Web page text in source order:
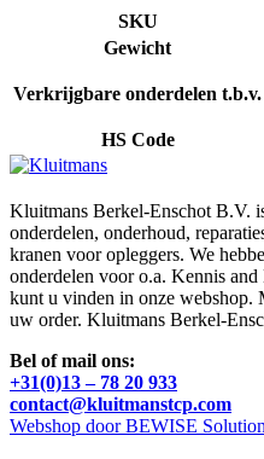
SKU
Gewicht
Verkrijgbare onderdelen t.b.v.
HS Code
Kluitmans Berkel-Enschot B.V.
onderdelen, onderhoud,
kranen voor opleggers. We
onderdelen voor o.a. Kennis
kunt u vinden in onze webshop.
uw order. Kluitmans Berkel-
Bel of mail ons:
+31(0)13 – 78 20 933
contact@kluitmanstcp.com
Webshop door BEWISE